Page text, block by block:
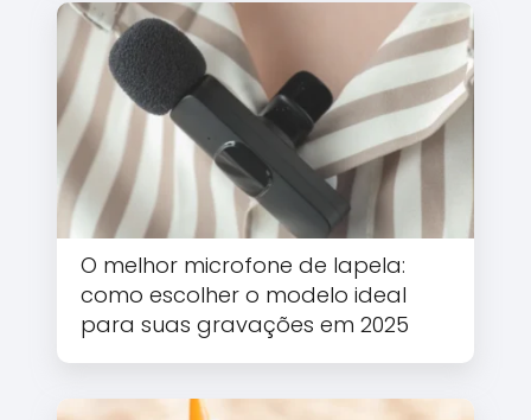
O melhor microfone de lapela:
como escolher o modelo ideal
para suas gravações em 2025